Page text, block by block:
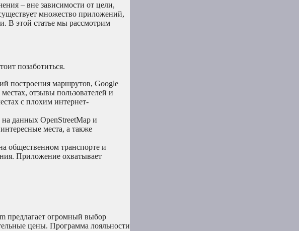
– вне зависимости от цели,
множество приложений,
В этой статье мы рассмотрим
позаботиться.
построения маршрутов, Google
отзывы пользователей и
с плохим интернет-
данных OpenStreetMap и
места, а также
общественном транспорте и
Приложение охватывает
предлагает огромный выбор
цены. Программа лояльности